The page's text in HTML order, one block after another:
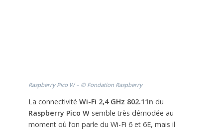
Raspberry Pico W – © Fondation Raspberry
La connectivité Wi-Fi 2,4 GHz 802.11n du
Raspberry Pico Wsemble très démodée au
moment où l’on parle du Wi-Fi 6 et 6E, mais il